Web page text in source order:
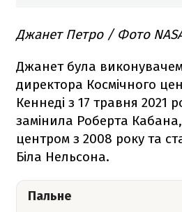
Джанет Петро / Фото
Джанет була
директора Космічного
Кеннеді з 17 травня 2021
замінила Роберта
центром з 2008 року та
Біла Нельсона.
Пальне